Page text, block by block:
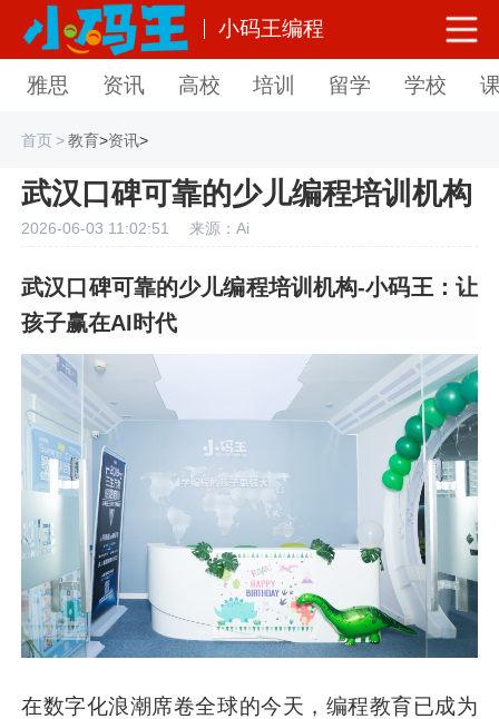
小码王编程
雅思 资讯 高校 培训 留学 学校
首页>教育>资讯>
武汉口碑可靠的少儿编程培训机构
2026-06-03 11:02:51 来源：Ai
武汉口碑可靠的少儿编程培训机构-小码王：让
孩子赢在AI时代
在数字化浪潮席卷全球的今天，编程教育已成为